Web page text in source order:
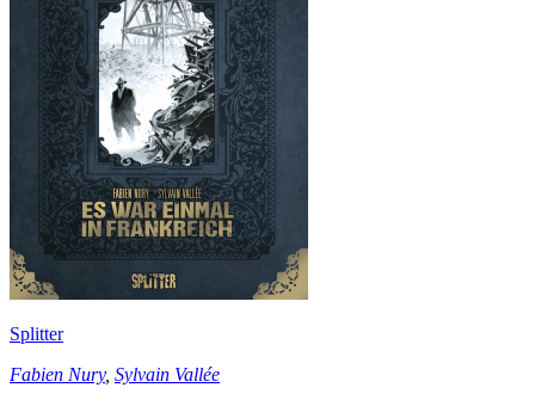
Splitter
Fabien Nury, Sylvain Vallée